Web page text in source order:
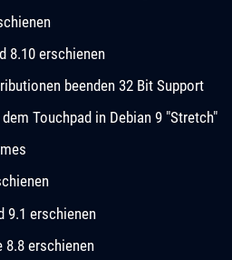
8.10 erschienen
beenden 32 Bit Support
Touchpad in Debian 9 "Stretch"
9.1 erschienen
8.8 erschienen